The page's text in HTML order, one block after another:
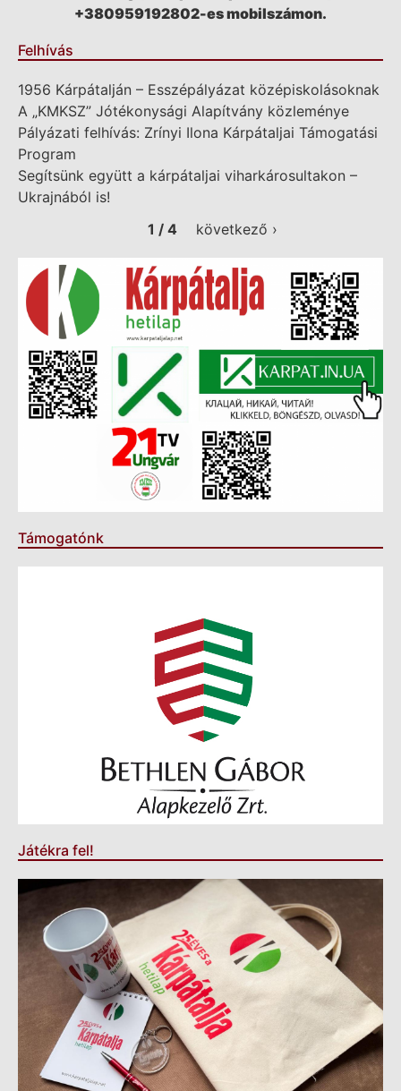
+380959192802-es mobilszámon.
Felhívás
1956 Kárpátalján – Esszépályázat középiskolásoknak
A „KMKSZ” Jótékonysági Alapítvány közleménye
Pályázati felhívás: Zrínyi Ilona Kárpátaljai Támogatási
Program
Segítsünk együtt a kárpátaljai viharkárosultakon –
Ukrajnából is!
1 / 4
következő ›
Támogatónk
Játékra fel!